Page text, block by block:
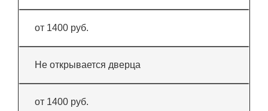
от 1400 руб.
Не открывается дверца
от 1400 руб.